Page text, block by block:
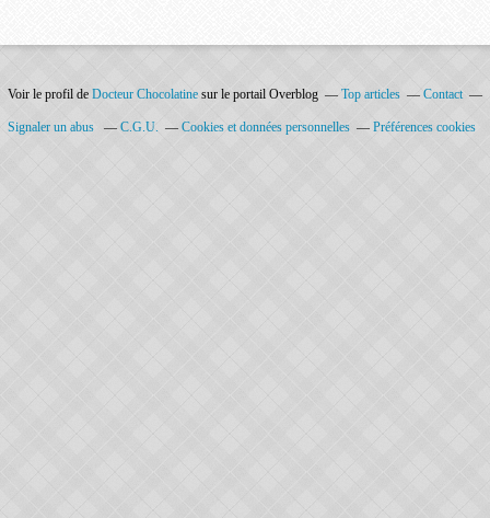
Voir le profil de Docteur Chocolatine sur le portail Overblog Top articles Contact
Signaler un abus C.G.U. Cookies et données personnelles Préférences cookies